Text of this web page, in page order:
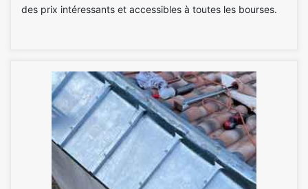
des prix intéressants et accessibles à toutes les bourses.